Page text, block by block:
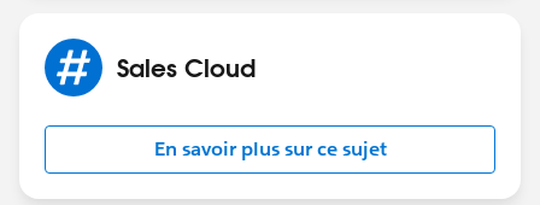
Sales Cloud
En savoir plus sur ce sujet